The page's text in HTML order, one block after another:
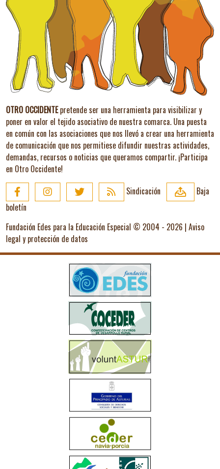
OTRO OCCIDENTEpretende ser una herramienta para visibilizar y
poner en valor el tejido asociativo de nuestra comarca. Una puesta
en común con las asociaciones que nos llevó a crear una herramienta
de comunicación que nos permitiese difundir nuestras actividades,
demandas, recursos o noticias que queramos compartir. ¡Participa
en Otro Occidente!
Sindicación
Baja
boletín
Fundación Edes para la Educación Especial © 2004 - 2026 | Aviso
legal y protección de datos